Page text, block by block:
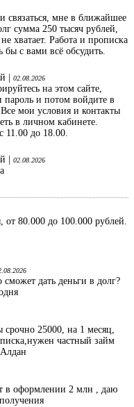
связаться, мне в ближайшее
сумма 250 тысяч рублей,
хватает. Работа и прописка
бы с вами всё обсудить.
| 02.08.2026
на этом сайте,
пароль и потом войдите в
мои условия и контакты
в личном кабинете.
11.00 до 18.00.
| 02.08.2026
80.000 до 100.000 рублей.
сможет дать деньги в долг?
25000, на 1 месяц,
частный займ
в оформлении 2 млн , даю